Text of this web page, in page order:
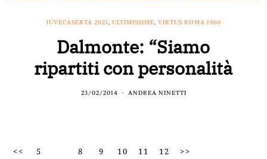
JUVECASERTA 2021, ULTIMISSIME, VIRTUS ROMA 1960
Dalmonte: “Siamo
ripartiti con personalità
23/02/2014 ANDREA NINETTI
<< 5 8 9 10 11 12 >>